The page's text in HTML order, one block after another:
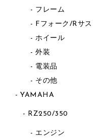
フレーム
Fフォーク/Rサス
ホイール
外装
電装品
その他
YAMAHA
RZ250/350
エンジン